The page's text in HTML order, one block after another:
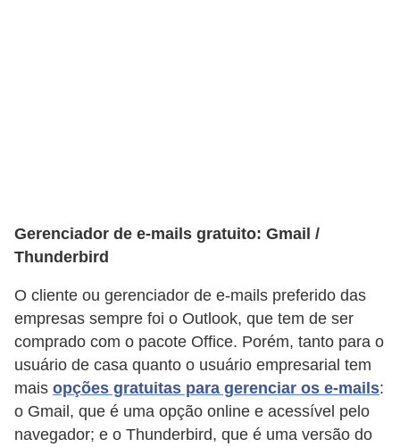
Gerenciador de e-mails gratuito: Gmail /
Thunderbird
O cliente ou gerenciador de e-mails preferido das
empresas sempre foi o Outlook, que tem de ser
comprado com o pacote Office. Porém, tanto para o
usuário de casa quanto o usuário empresarial tem
mais opções gratuitas para gerenciar os e-mails:
o Gmail, que é uma opção online e acessível pelo
navegador; e o Thunderbird, que é uma versão do
i
r
o
G
e
r
a
l